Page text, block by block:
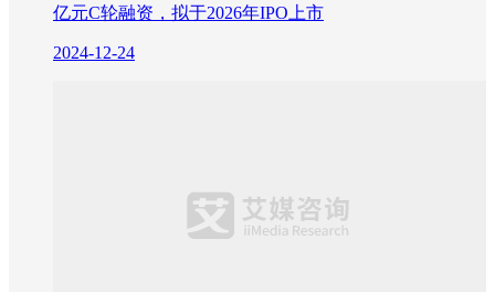
亿元C轮融资，拟于2026年IPO上市
2024-12-24